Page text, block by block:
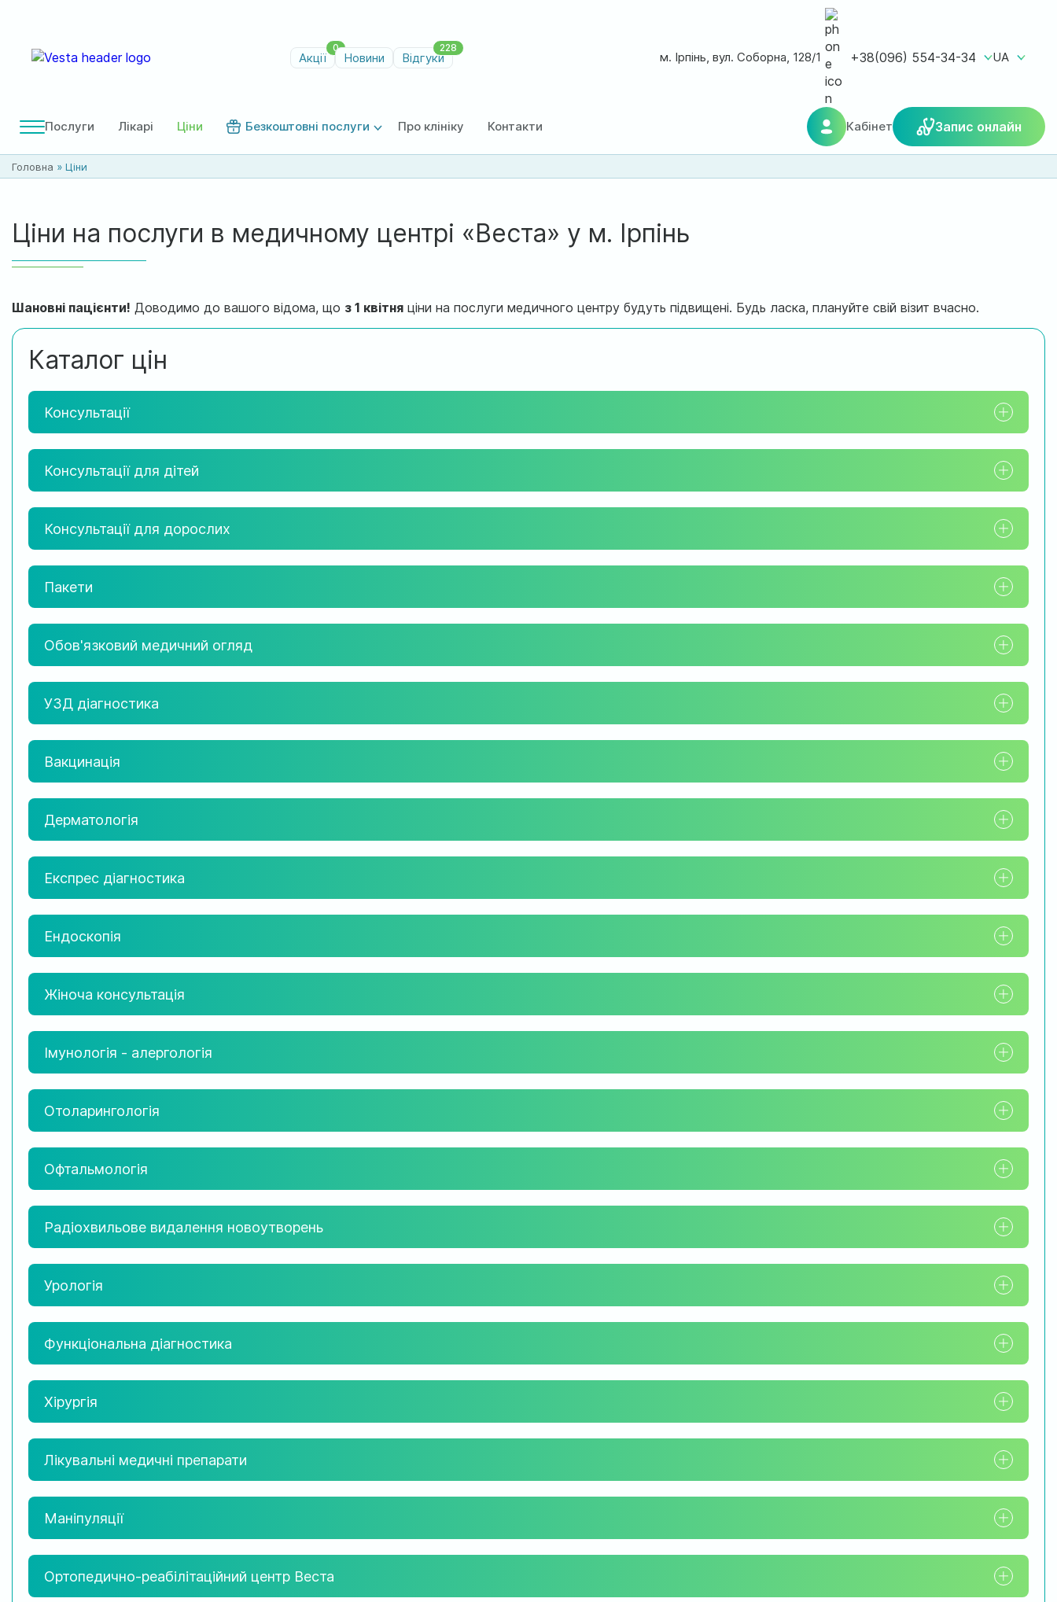
Акції
0
Новини Відгуки
228
м. Ірпінь, вул. Соборна, 128/1 +38(096) 554-34-34 UA
Послуги Лікарі Ціни Безкоштовні послуги Про клініку Контакти Кабінет Запис онлайн
Головна » Ціни
Ціни на послуги в медичному центрі «Веста» у м. Ірпінь
Шановні пацієнти! Доводимо до вашого відома, що з 1 квітня ціни на послуги медичного центру будуть підвищені. Будь ласка, плануйте свій візит вчасно.
Каталог цін
Консультації
Консультації для дітей
Консультації для дорослих
Пакети
Обов'язковий медичний огляд
УЗД діагностика
Вакцинація
Дерматологія
Експрес діагностика
Ендоскопія
Жіноча консультація
Імунологія - алергологія
Отоларингологія
Офтальмологія
Радіохвильове видалення новоутворень
Урологія
Функціональна діагностика
Хірургія
Лікувальні медичні препарати
Маніпуляції
Ортопедично-реабілітаційний центр Веста